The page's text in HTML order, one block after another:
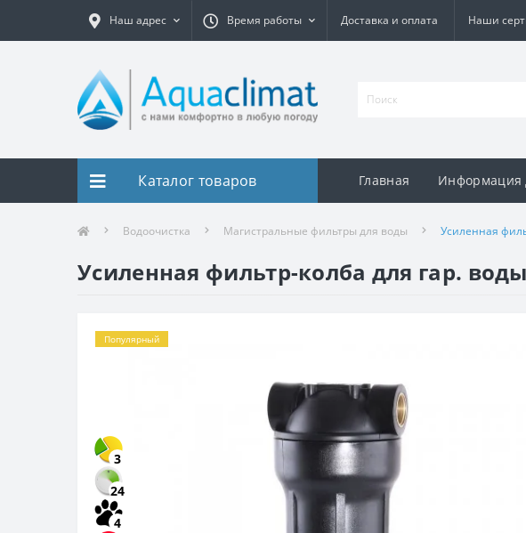
Наш адрес Время работы Доставка и оплата Наши
Каталог товаров Главная Информация
Водоочистка Магистральные фильтры для воды Усиленная
Усиленная фильтр-колба для гар. воды
Популярный
3
24
4